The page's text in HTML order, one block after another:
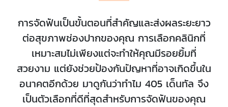
การจัดฟันเป็นขั้นตอนที่สำคัญและส่งผลระยะยาว
ต่อสุขภาพช่องปากของคุณ การเลือกคลินิกที่
เหมาะสมไม่เพียงแต่จะทำให้คุณมีรอยยิ้มที่
สวยงาม แต่ยังช่วยป้องกันปัญหาที่อาจเกิดขึ้นใน
อนาคตอีกด้วย มาดูกันว่าทำไม 405 เด็นทัล จึง
เป็นตัวเลือกที่ดีที่สุดสำหรับการจัดฟันของคุณ